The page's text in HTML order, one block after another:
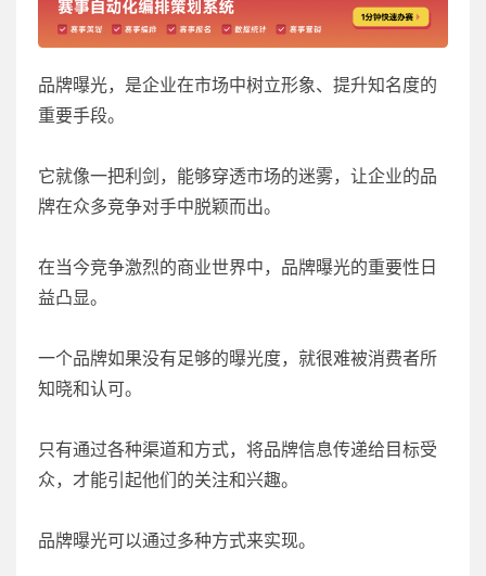
品牌曝光，是企业在市场中树立形象、提升知名度的
重要手段。
它就像一把利剑，能够穿透市场的迷雾，让企业的品
牌在众多竞争对手中脱颖而出。
在当今竞争激烈的商业世界中，品牌曝光的重要性日
益凸显。
一个品牌如果没有足够的曝光度，就很难被消费者所
知晓和认可。
只有通过各种渠道和方式，将品牌信息传递给目标受
众，才能引起他们的关注和兴趣。
品牌曝光可以通过多种方式来实现。